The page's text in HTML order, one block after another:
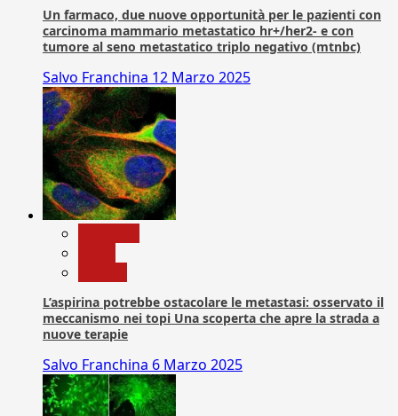
Un farmaco, due nuove opportunità per le pazienti con
carcinoma mammario metastatico hr+/her2- e con
tumore al seno metastatico triplo negativo (mtnbc)
Salvo Franchina 12 Marzo 2025
L’aspirina potrebbe ostacolare le metastasi: osservato il
meccanismo nei topi Una scoperta che apre la strada a
nuove terapie
Salvo Franchina 6 Marzo 2025